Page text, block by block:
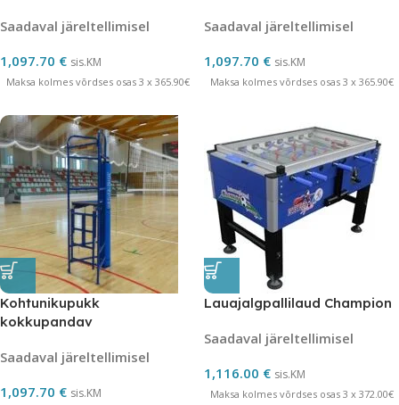
Saadaval järeltellimisel
1,097.70 € sis.KM
Maksa kolmes võrdses osas 3 x 365.90€
Saadaval järeltellimisel
1,097.70 € sis.KM
Maksa kolmes võrdses osas 3 x 365.90€
Kohtunikupukk
kokkupandav
Saadaval järeltellimisel
1,097.70 € sis.KM
Lauajalgpallilaud Champion
Saadaval järeltellimisel
1,116.00 € sis.KM
Maksa kolmes võrdses osas 3 x 372.00€